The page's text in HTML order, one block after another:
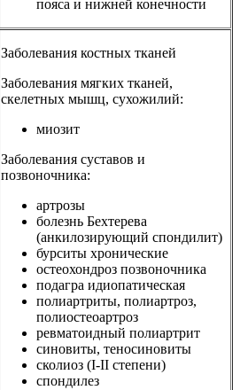
пояса и нижней конечности
Заболевания костных тканей
Заболевания мягких тканей,
скелетных мышц, сухожилий:
миозит
Заболевания суставов и
позвоночника:
артрозы
болезнь Бехтерева
(анкилозирующий спондилит)
бурситы хронические
остеохондроз позвоночника
подагра идиопатическая
полиартриты, полиартроз,
полиостеоартроз
ревматоидный полиартрит
синовиты, теносиновиты
сколиоз (I-II степени)
спондилез